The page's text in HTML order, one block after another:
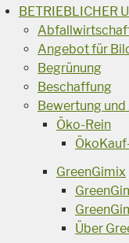
BETRIEBLICHER
Angebot für
Begrünung
Beschaffung
Bewertung
Öko-Rein
GreenGimix
Über